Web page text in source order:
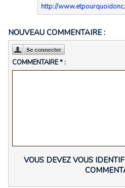
http://
NOUVEAU COMMENTAIRE :
COMMENTAIRE * :
VOUS DEVEZ VOUS